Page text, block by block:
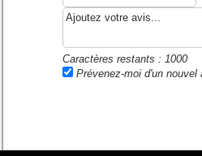
Caractères restants : 1000
Prévenez-moi d'un nouvel